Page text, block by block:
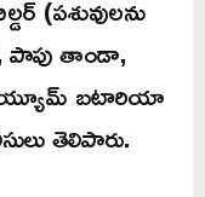
(పశువులను
పాపు తాండా,
బటారియా
తెలిపారు.